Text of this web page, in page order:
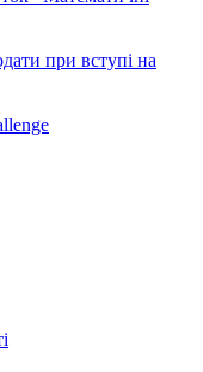
при вступі на